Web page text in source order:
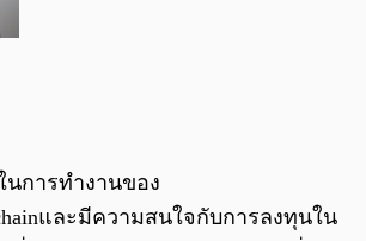
การทำงานของ
และมีความสนใจกับการลงทุนใน